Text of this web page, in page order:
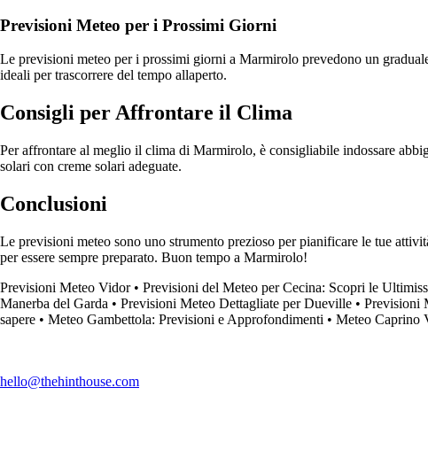
Previsioni Meteo per i Prossimi Giorni
Le previsioni meteo per i prossimi giorni a Marmirolo prevedono un
ideali per trascorrere del tempo allaperto.
Consigli per Affrontare il Clima
Per affrontare al meglio il clima di Marmirolo, è consigliabile indossare
solari con creme solari adeguate.
Conclusioni
Le previsioni meteo sono uno strumento prezioso per pianificare le tue
per essere sempre preparato. Buon tempo a Marmirolo!
Previsioni Meteo Vidor• Previsioni del Meteo per Cecina: Scopri le
Manerba del Garda • Previsioni Meteo Dettagliate per Dueville • Previsioni
sapere • Meteo Gambettola: Previsioni e Approfondimenti • Meteo Caprino
hello@thehinthouse.com